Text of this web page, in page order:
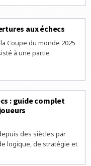
aux échecs
Coupe du monde 2025
à une partie
: guide complet
des siècles par
logique, de stratégie et